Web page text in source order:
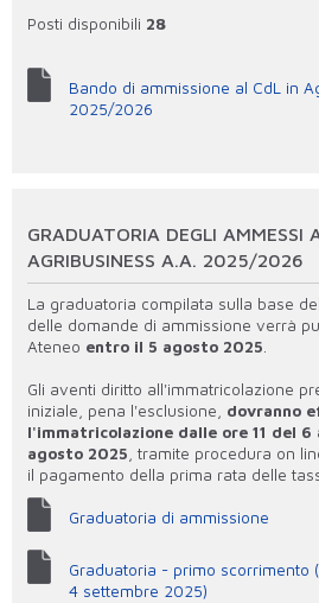
Posti disponibili 28
Bando di ammissione al CdL in
2025/2026
GRADUATORIA DEGLI AMMESSI
AGRIBUSINESS A.A. 2025/2026
La graduatoria compilata sulla base
delle domande di ammissione verrà
Ateneo entro il 5 agosto 2025.
Gli aventi diritto all'immatricolazione
iniziale, pena l'esclusione, dovranno
l'immatricolazione dalle ore 11 del 6
agosto 2025, tramite procedura on
il pagamento della prima rata delle
Graduatoria di ammissione
Graduatoria - primo scorrimento
4 settembre 2025)